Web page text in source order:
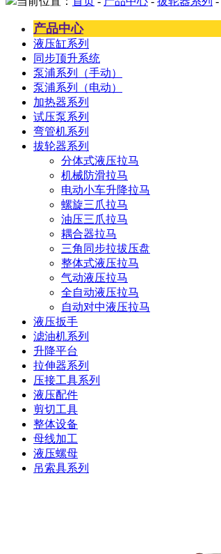
产品中心
液压缸系列
同步顶升系统
泵浦系列（手动）
泵浦系列（电动）
加热器系列
试压泵系列
弯管机系列
拔轮器系列
分体式液压拉马
机械防滑拉马
电动小车升降拉马
螺旋三爪拉马
油压三爪拉马
耦合器拉马
三角同步拉拔压盘
整体式液压拉马
气动液压拉马
全自动液压拉马
自动对中液压拉马
液压扳手
滤油机系列
升降平台
拉伸器系列
压接工具系列
液压配件
剪切工具
整体设备
母线加工
液压螺母
吊索具系列